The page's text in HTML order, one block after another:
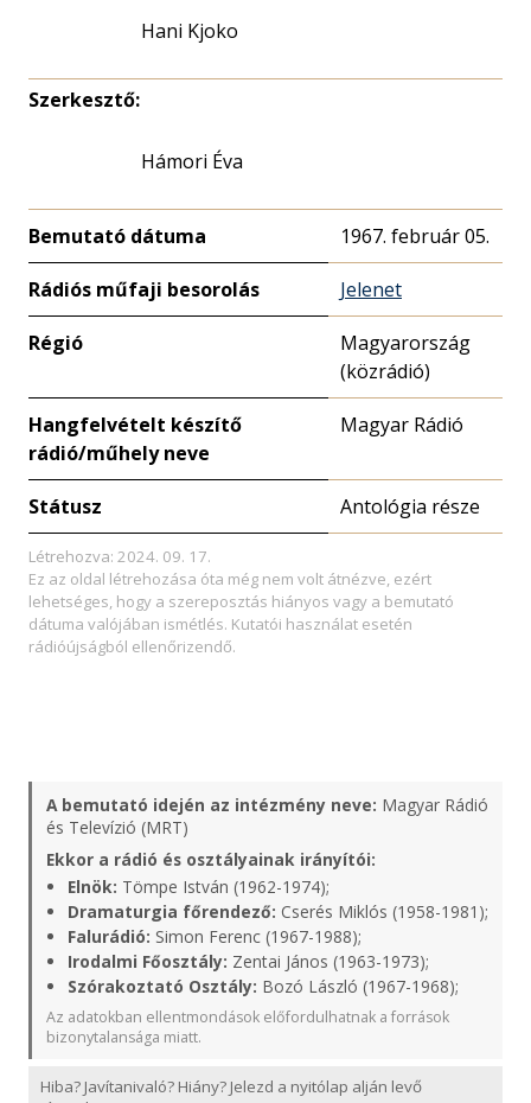
Hani Kjoko
Szerkesztő:
Hámori Éva
Bemutató dátuma 1967. február 05.
Rádiós műfaji besorolás Jelenet
Régió
Magyarország
(közrádió)
Hangfelvételt készítő
rádió/műhely neve
Magyar Rádió
Státusz Antológia része
Létrehozva: 2024. 09. 17.
Ez az oldal létrehozása óta még nem volt átnézve, ezért
lehetséges, hogy a szereposztás hiányos vagy a bemutató
dátuma valójában ismétlés. Kutatói használat esetén
rádióújságból ellenőrizendő.
A bemutató idején az intézmény neve: Magyar Rádió
és Televízió (MRT)
Ekkor a rádió és osztályainak irányítói:
Elnök: Tömpe István (1962-1974);
Dramaturgia főrendező: Cserés Miklós (1958-1981);
Falurádió: Simon Ferenc (1967-1988);
Irodalmi Főosztály: Zentai János (1963-1973);
Szórakoztató Osztály: Bozó László (1967-1968);
Az adatokban ellentmondások előfordulhatnak a források
bizonytalansága miatt.
Hiba? Javítanivaló? Hiány? Jelezd a nyitólap alján levő